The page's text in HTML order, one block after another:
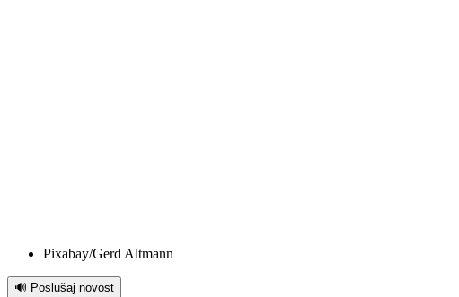
Pixabay/Gerd Altmann
🔊 Poslušaj novost